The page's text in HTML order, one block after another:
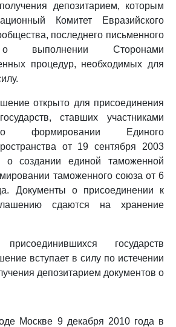
депозитарием, которым
Комитет Евразийского
последнего письменного
о выполнении Сторонами
процедур, необходимых для
открыто для присоединения
ставших участниками
формировании Единого
от 19 сентября 2003
о создании единой таможенной
таможенного союза от 6
Документы о присоединении к
сдаются на хранение
государств
вступает в силу по истечении
депозитарием документов о
Москве 9 декабря 2010 года в